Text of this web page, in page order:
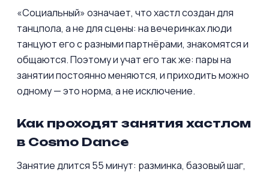
«Социальный» означает, что хастл создан для
танцпола, а не для сцены: на вечеринках люди
танцуют его с разными партнёрами, знакомятся и
общаются. Поэтому и учат его так же: пары на
занятии постоянно меняются, и приходить можно
одному — это норма, а не исключение.
Как проходят занятия хастлом
в Cosmo Dance
Занятие длится 55 минут: разминка, базовый шаг,